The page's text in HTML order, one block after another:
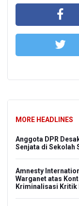
MORE HEADLINES
Anggota DPR
Senjata di Sekolah
Amnesty
Warganet atas
Kriminalisasi Kritik